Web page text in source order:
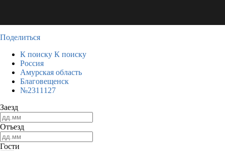
Поделиться
К поиску К поиску
Россия
Амурская область
Благовещенск
№2311127
Заезд
Отъезд
Гости